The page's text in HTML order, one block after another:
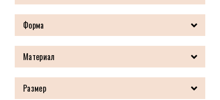
Форма
Материал
Размер